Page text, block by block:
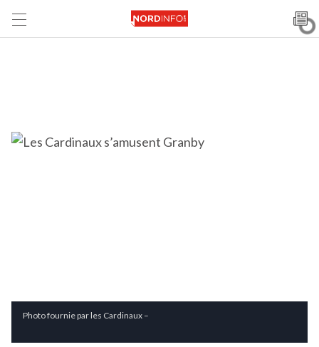
Photo fournie par les Cardinaux –